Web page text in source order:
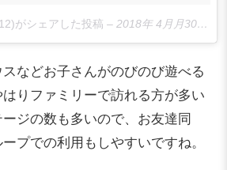
がシェアした投稿 – 2018年 4月月30日午後11時21分PDT
などお子さんがのびのび遊べる
りファミリーで訪れる方が多い
ジの数も多いので、お友達同
プでの利用もしやすいですね。